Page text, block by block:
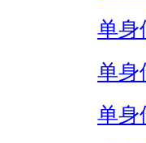
单身
单身
单身